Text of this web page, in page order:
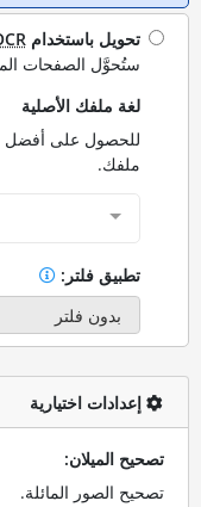
تحويل باستخدام
ستُحوَّل الصفحات
لغة ملفك الأصلية
للحصول على أفضل
ملفك.
تطبيق فلتر:
إعدادات اختيارية
تصحيح الميلان:
تصحيح الصور المائلة.